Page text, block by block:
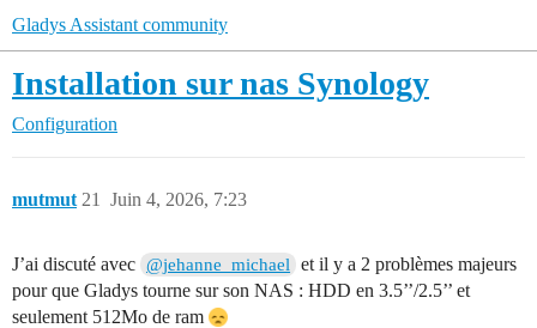
Gladys Assistant community
Installation sur nas Synology
Configuration
mutmut Juin 4, 2026, 7:23
21
J’ai discuté avec @jehanne_michael
et il y a 2 problèmes majeurs
pour que Gladys tourne sur son NAS : HDD en 3.5’’/2.5’’ et
seulement 512Mo de ram